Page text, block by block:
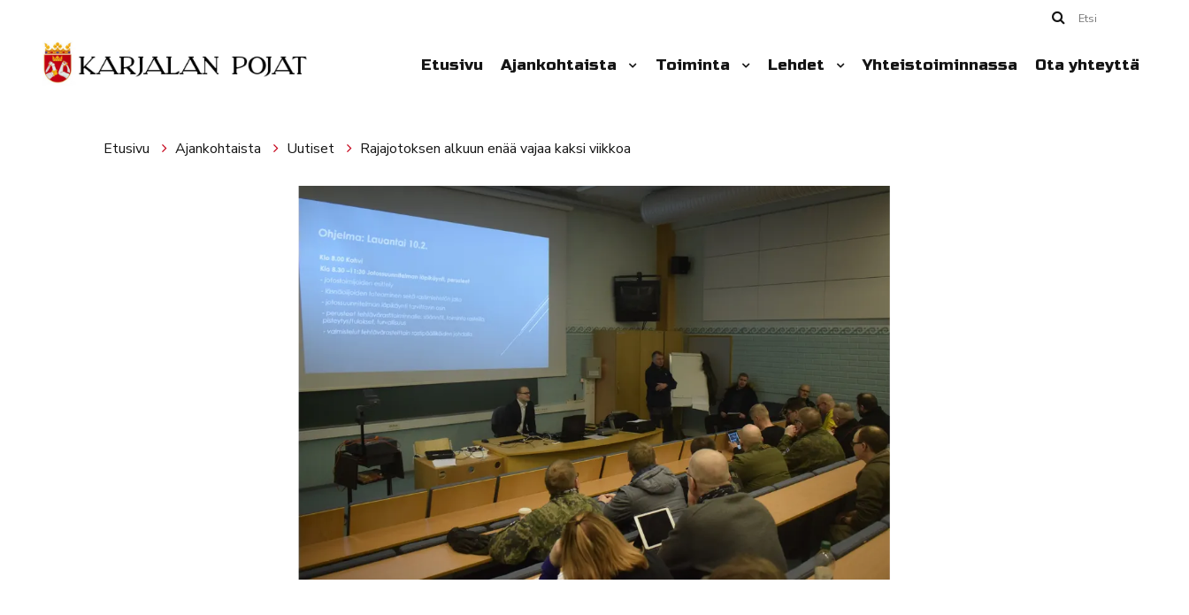
Etsi
Etusivu Ajankohtaista Toiminta Lehdet Yhteistoiminnassa Ota yhteyttä
Etusivu Ajankohtaista Uutiset Rajajotoksen alkuun enää vajaa kaksi viikkoa